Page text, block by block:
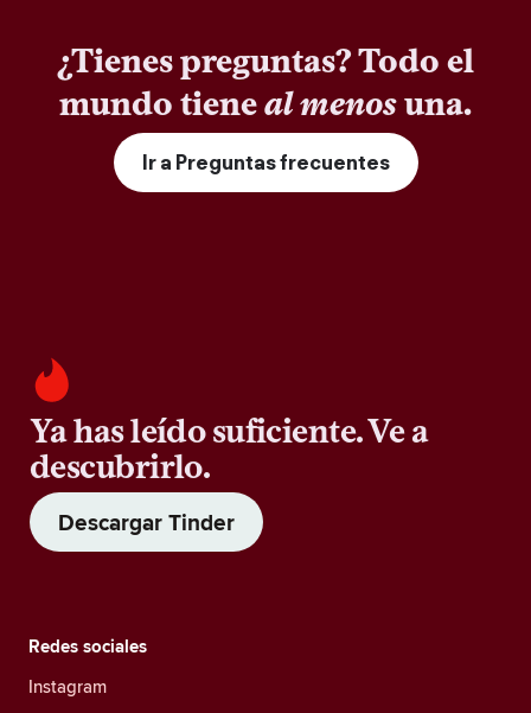
¿Tienes preguntas? Todo el
mundo tieneal menosuna.
Ir a Preguntas frecuentes
Ya has leído suficiente. Ve a
descubrirlo.
Descargar Tinder
Redes sociales
Instagram